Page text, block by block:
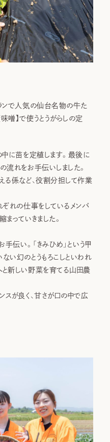
ンで人気の仙台名物の牛た
噌】で使うとうがらしの定
中に苗を定植します。最後に
流れをお手伝いしました。
る係など、役割分担して作業
れの仕事をしているメンバ
っていきました。
手伝い。「きみひめ」という甲
い幻のとうもろこしといわれ
新しい野菜を育てる山田農
スが良く、甘さが口の中で広